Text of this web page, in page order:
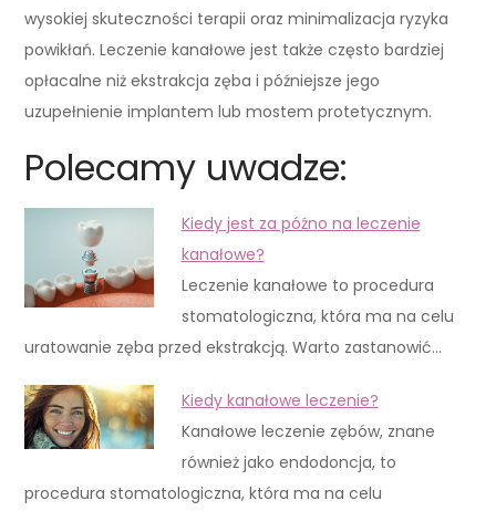
wysokiej skuteczności terapii oraz minimalizacja ryzyka
powikłań. Leczenie kanałowe jest także często bardziej
opłacalne niż ekstrakcja zęba i późniejsze jego
uzupełnienie implantem lub mostem protetycznym.
Polecamy uwadze:
Kiedy jest za późno na leczenie
kanałowe?
Leczenie kanałowe to procedura
stomatologiczna, która ma na celu
uratowanie zęba przed ekstrakcją. Warto zastanowić…
Kiedy kanałowe leczenie?
Kanałowe leczenie zębów, znane
również jako endodoncja, to
procedura stomatologiczna, która ma na celu